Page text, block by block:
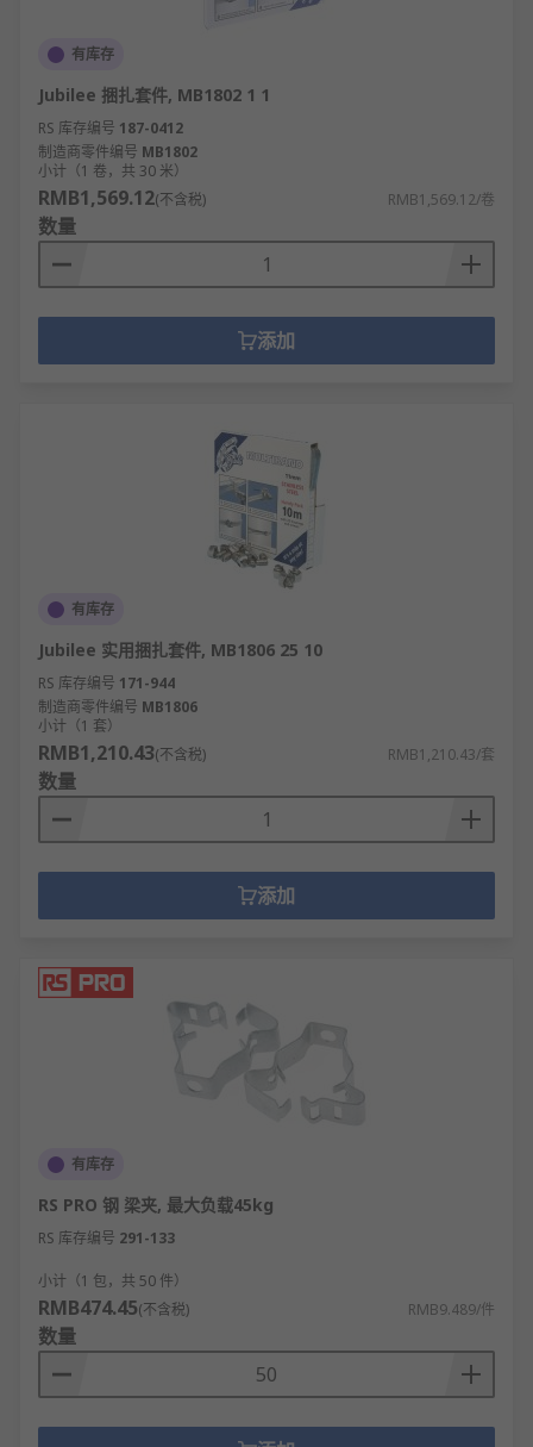
尺寸规格：适配50×50mm~300×300mm等多种
横梁截面尺寸
横梁固定件应用领域
建筑工程行业：钢结构厂房横梁、高层建筑框
架梁、装配式建筑预制横梁、桥梁承重横梁。
机械制造行业：重型设备机架横梁、生产线输
送系统横梁、机床支撑横梁、自动化设备框
架。
仓储物流行业：重型货架横梁、立体仓库框架
横梁、物流分拣设备机架横梁、托盘货架支撑
梁、地铁车辆段检修平台横梁、高铁声屏障支
新能源行业：光伏支架横梁、风电塔筒内部支
撑横梁、储能设备框架横梁、充电桩支架横
市政工程行业：路灯杆横梁、广告牌支架横
梁、天桥护栏横梁、城市管廊支撑横梁。
横梁固定件品牌
RS为您提供了不同的横梁固定件品牌厂家，如RS
PRO、
格、横梁固定件型号的产品供您挑选，您可以根据实
际要求进行横梁固定件批发从而满足不同的应用场景
需求。
欢迎查看和订购RS的横梁固定件及相关产品，订购现
有库存
Jubilee 捆扎套件, MB1802 1 1
RS 库存编号 187-0412
制造商零件编号 MB1802
小计（1 卷，共 30 米）
RMB1,569.12(不含税) RMB1,569.12/卷
数量
添加
有库存
Jubilee 实用捆扎套件, MB1806 25 10
RS 库存编号 171-944
制造商零件编号 MB1806
小计（1 套）
RMB1,210.43(不含税) RMB1,210.43/套
数量
添加
有库存
RS PRO 钢 梁夹, 最大负载45kg
RS 库存编号 291-133
小计（1 包，共 50 件）
RMB474.45(不含税) RMB9.489/件
数量